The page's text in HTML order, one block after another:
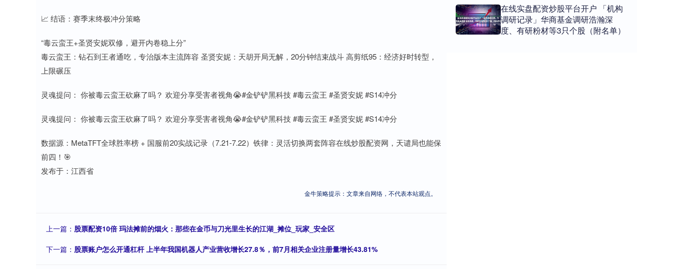
📈 结语：赛季末终极冲分策略
“毒云蛮王+圣贤安妮双修，避开内卷稳上分”
毒云蛮王：钻石到王者通吃，专治版本主流阵容 圣贤安妮：天胡开局无解，20分钟结束战斗 高剪纸95：经济好时转型，
上限碾压
灵魂提问： 你被毒云蛮王砍麻了吗？ 欢迎分享受害者视角😭#金铲铲黑科技 #毒云蛮王 #圣贤安妮 #S14冲分
灵魂提问： 你被毒云蛮王砍麻了吗？ 欢迎分享受害者视角😭#金铲铲黑科技 #毒云蛮王 #圣贤安妮 #S14冲分
数据源：MetaTFT全球胜率榜 + 国服前20实战记录（7.21-7.22）铁律：灵活切换两套阵容在线炒股配资网，天谴局也能保
前四！🎯
发布于：江西省
金牛策略提示：文章来自网络，不代表本站观点。
上一篇： 股票配资10倍 玛法摊前的烟火：那些在金币与刀光里生长的江湖_摊位_玩家_安全区
下一篇： 股票账户怎么开通杠杆 上半年我国机器人产业营收增长27.8％，前7月相关企业注册量增长43.81%
在线实盘配资炒股平台开户 「机构
调研记录」华商基金调研浩瀚深
度、有研粉材等3只个股（附名单）